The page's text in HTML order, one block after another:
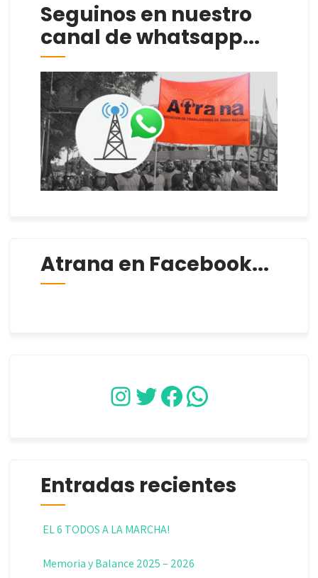
Seguinos en nuestro
canal de whatsapp...
Atrana en Facebook...
Instagram
Twitter
Facebook
WhatsApp
Entradas recientes
EL 6 TODOS A LA MARCHA!
Memoria y Balance 2025 – 2026